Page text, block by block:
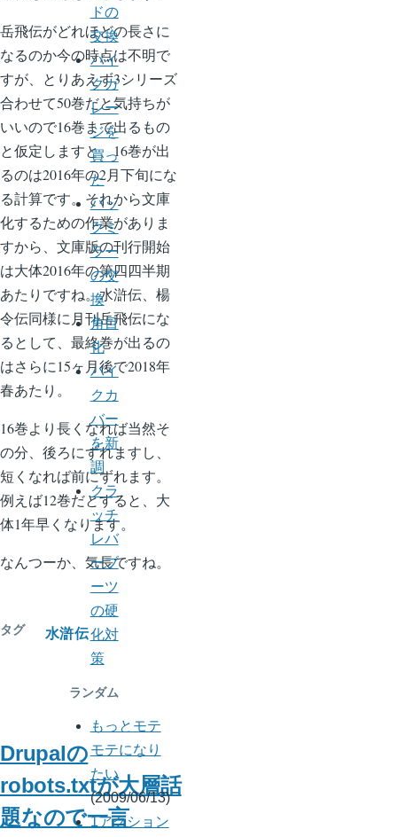
岳飛伝がどれほどの長さに
なるのか今の時点は不明で
すが、とりあえず3シリーズ
合わせて50巻だと気持ちが
いいので16巻まで出るもの
と仮定しますと、16巻が出
るのは2016年の2月下旬にな
る計算です。それから文庫
化するための作業がありま
すから、文庫版の刊行開始
は大体2016年の第四四半期
あたりですね。水滸伝、楊
令伝同様に月刊岳飛伝にな
るとして、最終巻が出るの
はさらに15ヶ月後で2018年
春あたり。
16巻より長くなれば当然そ
の分、後ろにずれますし、
短くなれば前にずれます。
例えば12巻だとすると、大
体1年早くなります。
なんつーか、気長ですね。
タグ 水滸伝
Drupalの
robots.txtが大層話
題なので一言
ドの
交換
バイ
クガ
レー
ジを
買っ
た
バッ
クミ
ラー
の交
換
角目
化
バイ
クカ
バー
を新
調
クラ
ッチ
レバ
ーブ
ーツ
の硬
化対
策
ランダム
もっとモテ
モテになり
たい
(2009/06/13)
1アクション